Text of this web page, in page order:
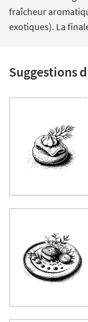
fraîcheur
exotiques). La
Suggestions